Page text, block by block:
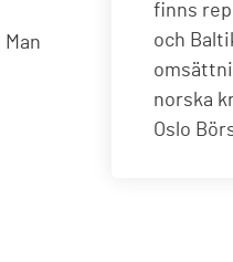
finns
och
norska
Oslo